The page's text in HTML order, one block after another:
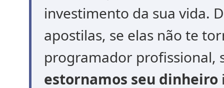
investimento da sua vida.
apostilas, se elas não te
programador profissional,
estornamos seu dinheiro